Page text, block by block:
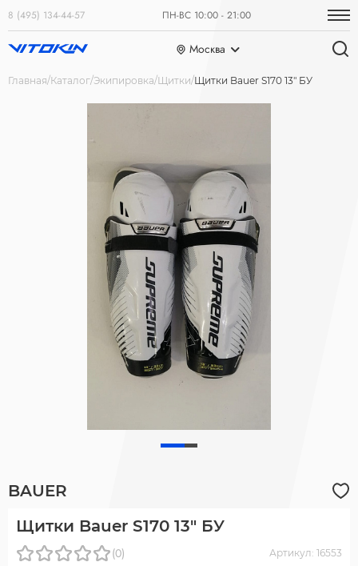
8 (495) 134-44-57 ПН-ВС 10:00 - 21:00
Москва
Главная Каталог Экипировка Щитки Щитки Bauer S170 13" БУ
BAUER
Щитки Bauer S170 13" БУ
(0) Артикул: 16553